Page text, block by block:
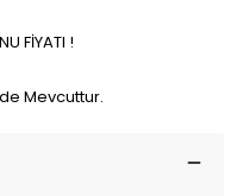
FİYATI !
Mevcuttur.